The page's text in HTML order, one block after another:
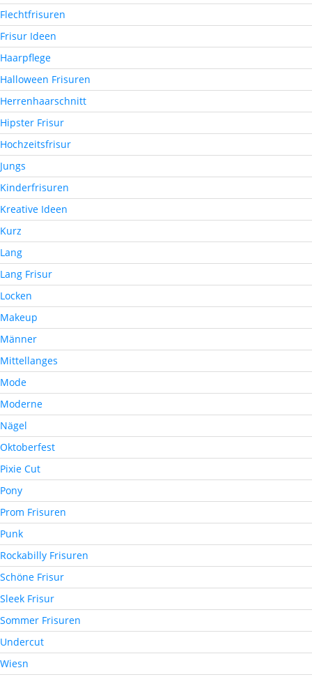
Flechtfrisuren
Frisur Ideen
Haarpflege
Halloween Frisuren
Herrenhaarschnitt
Hipster Frisur
Hochzeitsfrisur
Jungs
Kinderfrisuren
Kreative Ideen
Kurz
Lang
Lang Frisur
Locken
Makeup
Männer
Mittellanges
Mode
Moderne
Nägel
Oktoberfest
Pixie Cut
Pony
Prom Frisuren
Punk
Rockabilly Frisuren
Schöne Frisur
Sleek Frisur
Sommer Frisuren
Undercut
Wiesn